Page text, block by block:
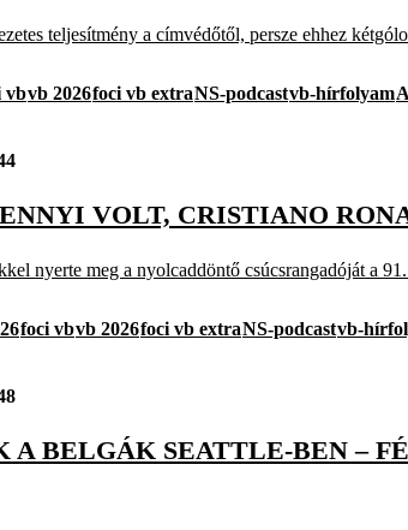
teljesítmény a címvédőtől, persze ehhez
vbvb 2026foci vb extraNS-podcastvb-hírfolyam
VOLT, CRISTIANO
nyerte meg a nyolcaddöntő csúcsrangadóját a
foci vbvb 2026foci vb extraNS-podcastvb-
A BELGÁK SEATTLE-BEN –